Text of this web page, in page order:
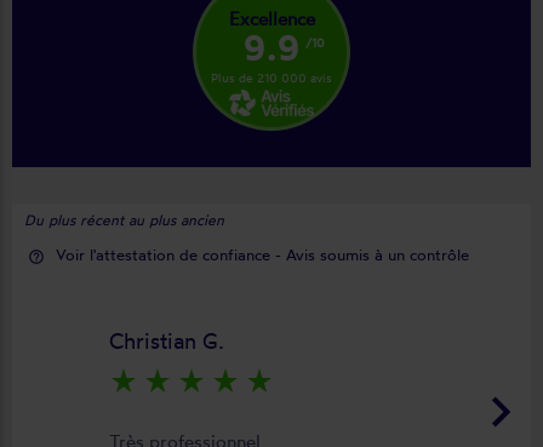
Excellence
9.9 /10
Plus de 210 000 avis
Du plus récent au plus ancien
help_outline Voir l'attestation de confiance - Avis soumis à un contrôle
keyboard_arrow_right
Christian G.
star_rate star_rate star_rate star_rate star_rate
Très professionnel